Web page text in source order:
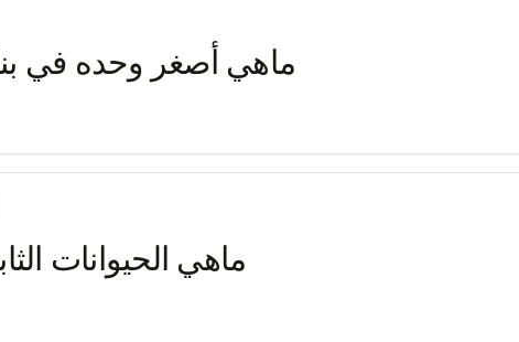
ماهي أصغر وحده في
ماهي الحيوانات